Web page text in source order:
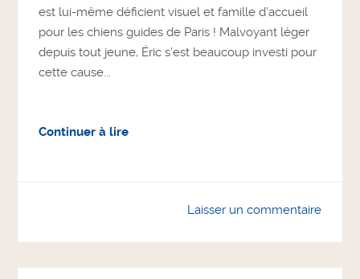
est lui-même déficient visuel et famille d’accueil
pour les chiens guides de Paris ! Malvoyant léger
depuis tout jeune, Éric s’est beaucoup investi pour
cette cause...
Continuer à lire
Laisser un commentaire